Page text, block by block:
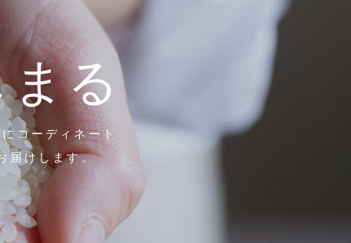
まる
コーディネート
届けします。